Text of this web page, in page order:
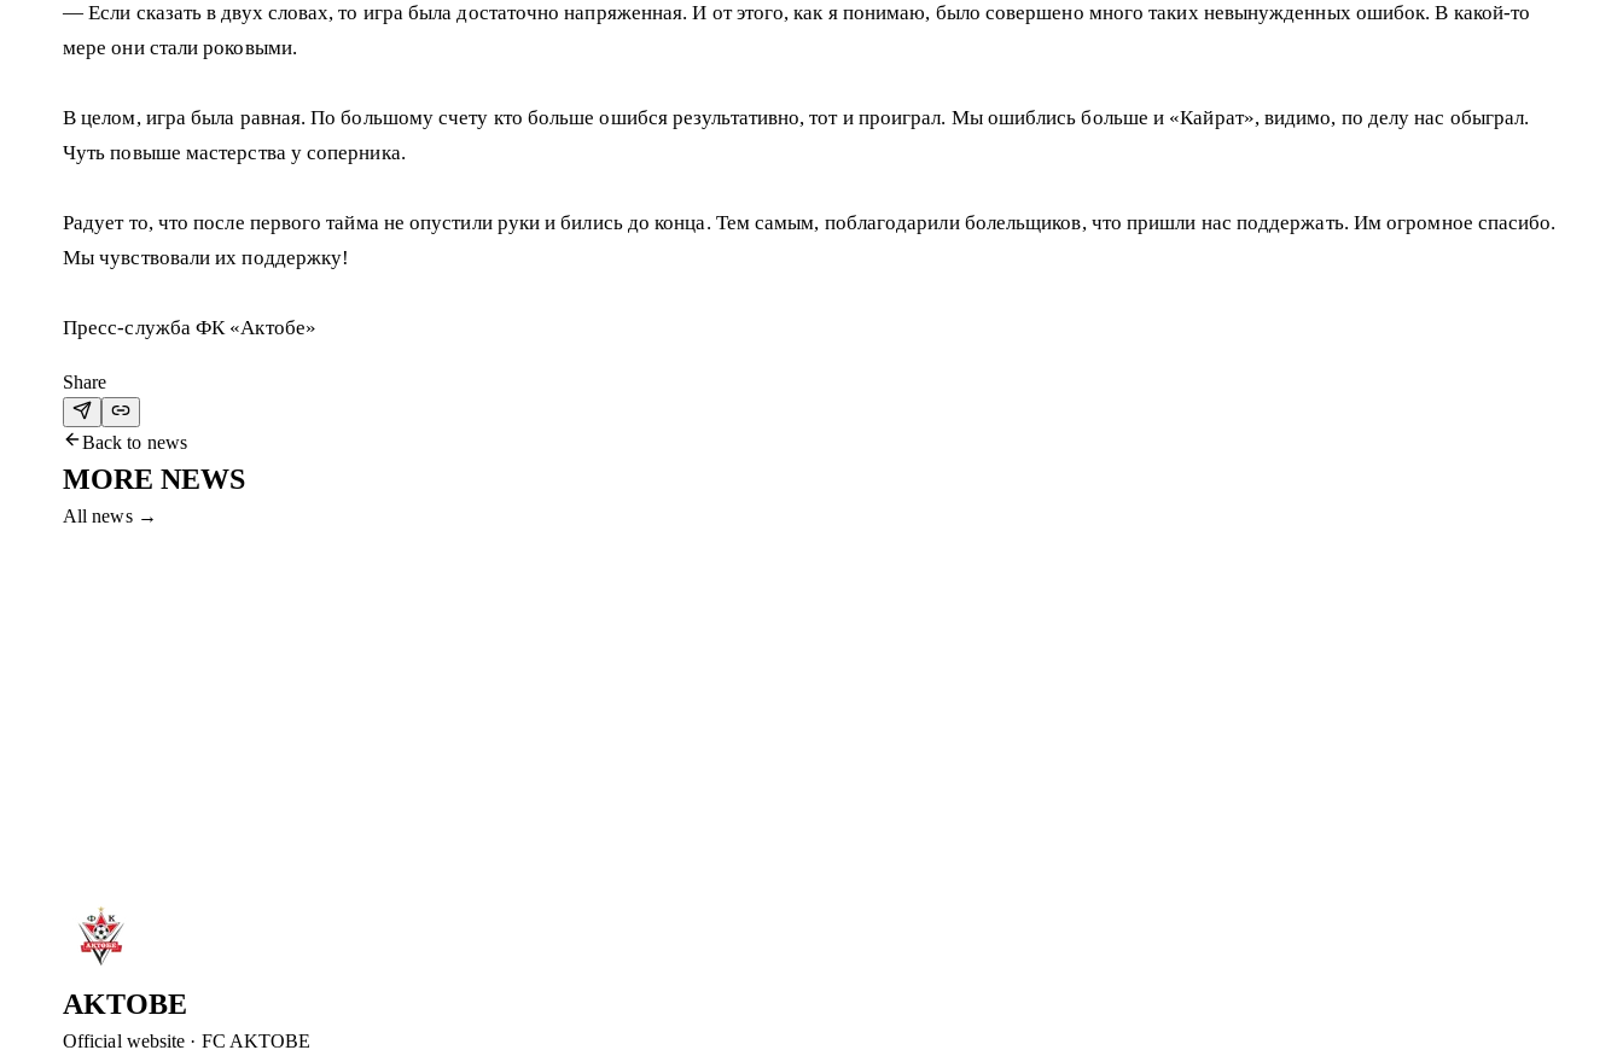
— Если сказать в двух словах, то игра была достаточно напряженная. И от этого, как я понимаю, было совершено много таких невынужденных ошибок. В какой-то
мере они стали роковыми.
В целом, игра была равная. По большому счету кто больше ошибся результативно, тот и проиграл. Мы ошиблись больше и «Кайрат», видимо, по делу нас обыграл.
Чуть повыше мастерства у соперника.
Радует то, что после первого тайма не опустили руки и бились до конца. Тем самым, поблагодарили болельщиков, что пришли нас поддержать. Им огромное спасибо.
Мы чувствовали их поддержку!
Пресс-служба ФК «Актобе»
Share
Back to news
MORE NEWS
All news→
Read more
AKTOBE
Official website · FC AKTOBE